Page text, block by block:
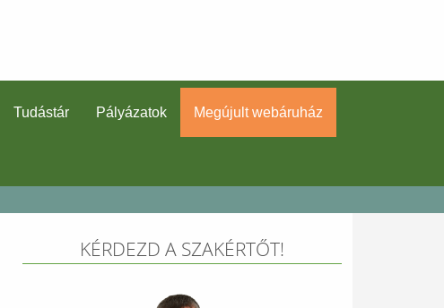
Tudástár Pályázatok Megújult webáruház
KÉRDEZD A SZAKÉRTŐT!